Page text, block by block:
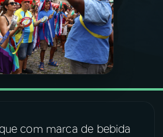
com marca de bebida